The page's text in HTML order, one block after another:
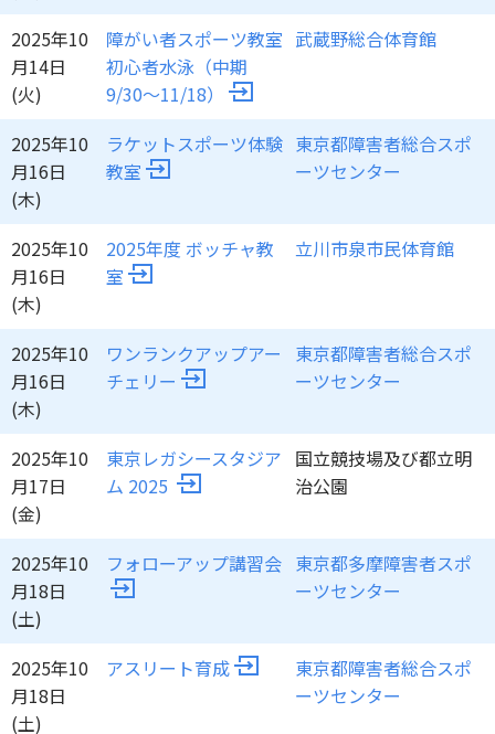
2025年10
月14日
(火)
障がい者スポーツ教室
初心者水泳（中期
9/30～11/18）
武蔵野総合体育館
2025年10
月16日
(木)
ラケットスポーツ体験
教室
東京都障害者総合スポ
ーツセンター
2025年10
月16日
(木)
2025年度 ボッチャ教
室
立川市泉市民体育館
2025年10
月16日
(木)
ワンランクアップアー
チェリー
東京都障害者総合スポ
ーツセンター
2025年10
月17日
(金)
東京レガシースタジア
ム 2025
国立競技場及び都立明
治公園
2025年10
月18日
(土)
フォローアップ講習会 東京都多摩障害者スポ
ーツセンター
2025年10
月18日
(土)
アスリート育成
東京都障害者総合スポ
ーツセンター